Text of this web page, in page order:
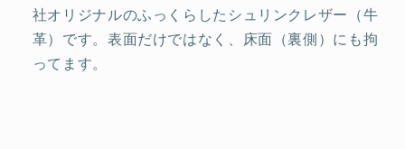
社オリジナルのふっくらしたシュリンクレザー（牛
革）です。表面だけではなく、床面（裏側）にも拘
ってます。